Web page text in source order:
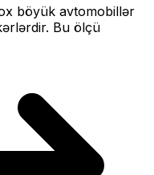
böyük avtomobillər
Bu ölçü